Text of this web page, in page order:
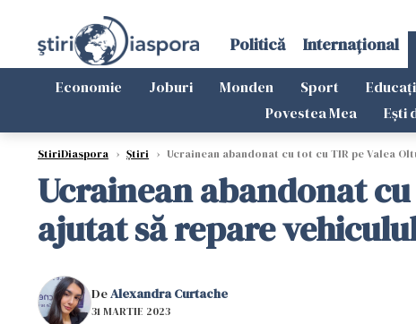
Politică Internațional
Economie Joburi Monden Sport
Povestea Mea
Ești
StiriDiaspora › Știri › Ucrainean abandonat cu tot cu TIR pe Valea
Ucrainean abandonat
ajutat să repare
DeAlexandra Curtache
31 MARTIE 2023